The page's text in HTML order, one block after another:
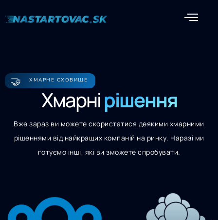
🤝 ХМАРНЕ СХОВИЩЕ
Хмарнірішення
Вже зараз ви можете скористатися деякими хмарними
рішеннями від найкращих компаній на ринку. Наразі ми
готуємо інші, які ви зможете спробувати.